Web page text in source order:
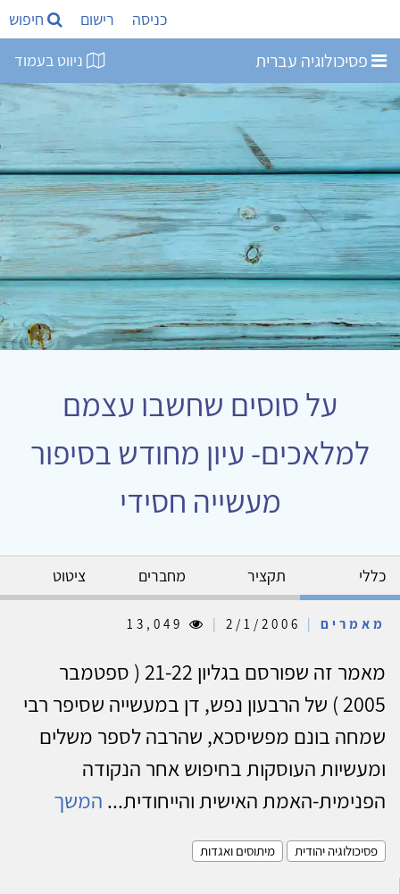
כניסה רישום חיפוש
פסיכולוגיה עברית ניווט בעמוד
על סוסים שחשבו עצמם
למלאכים- עיון מחודש בסיפור
מעשייה חסידי
כללי תקציר מחברים ציטוט
מאמרים |
|
מאמר זה שפורסם בגליון 21-22 ( ספטמבר
2005 ) של הרבעון נפש, דן במעשייה שסיפר רבי
שמחה בונם מפשיסכא, שהרבה לספר משלים
ומעשיות העוסקות בחיפוש אחר הנקודה
הפנימית-האמת האישית והייחודית... המשך
פסיכולוגיה יהודית מיתוסים ואגדות